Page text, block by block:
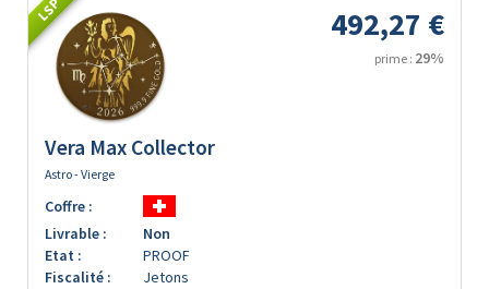
LSP 492,27 €
prime : 29%
Vera Max Collector
Astro - Vierge
Coffre :
Livrable :
Non
Etat :
PROOF
Fiscalité :
Jetons